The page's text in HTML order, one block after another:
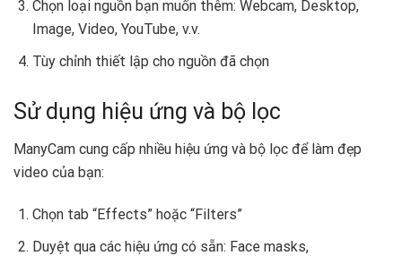
Chọn loại nguồn bạn muốn thêm: Webcam, Desktop,
Image, Video, YouTube, v.v.
Tùy chỉnh thiết lập cho nguồn đã chọn
Sử dụng hiệu ứng và bộ lọc
ManyCam cung cấp nhiều hiệu ứng và bộ lọc để làm đẹp
video của bạn:
Chọn tab “Effects” hoặc “Filters”
Duyệt qua các hiệu ứng có sẵn: Face masks,